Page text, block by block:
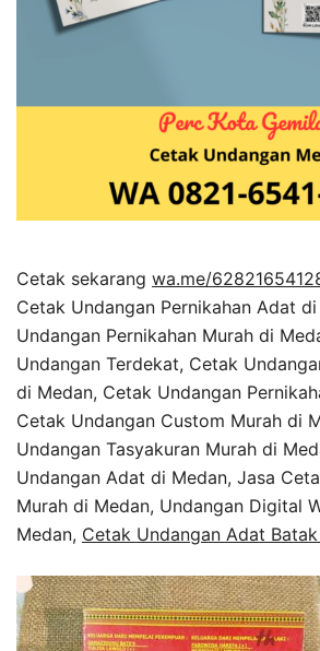
Cetak sekarang wa.me/
Cetak Undangan Pernikahan Adat
Undangan Pernikahan Murah di
Undangan Terdekat, Cetak
di Medan, Cetak Undangan
Cetak Undangan Custom Murah di
Undangan Tasyakuran Murah di
Undangan Adat di Medan, Jasa
Murah di Medan, Undangan Digital
Medan, Cetak Undangan Adat